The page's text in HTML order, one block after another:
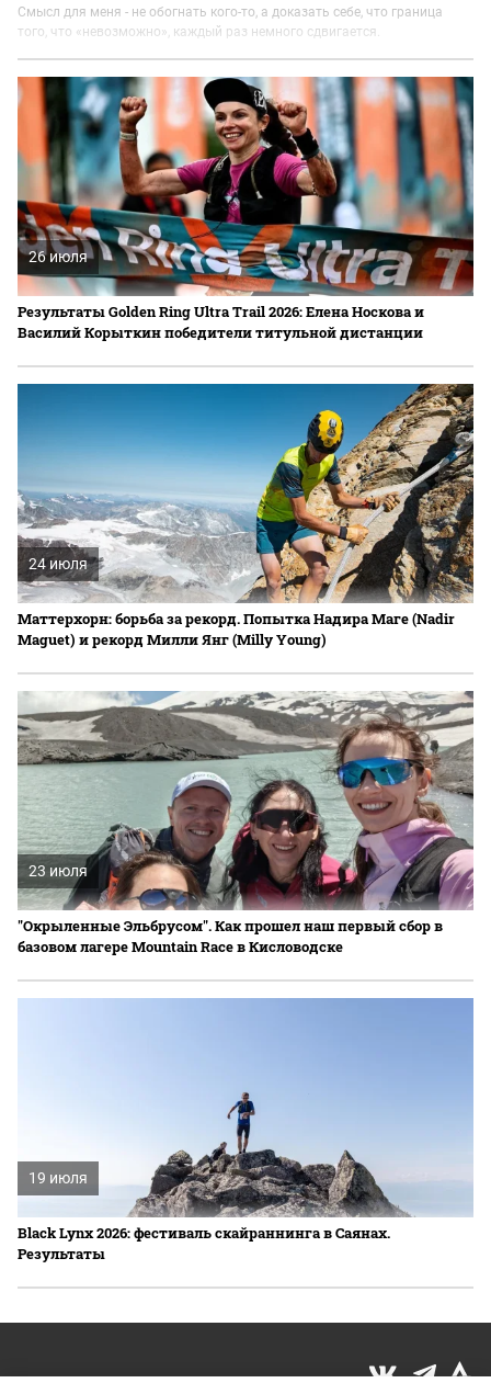
Смысл для меня - не обогнать кого-то, а доказать себе, что граница
того, что «невозможно», каждый раз немного сдвигается.
26 июля
Результаты Golden Ring Ultra Trail 2026: Елена Носкова и
Василий Корыткин победители титульной дистанции
24 июля
Маттерхорн: борьба за рекорд. Попытка Надира Маге (Nadir
Maguet) и рекорд Милли Янг (Milly Young)
23 июля
"Окрыленные Эльбрусом". Как прошел наш первый сбор в
базовом лагере Mountain Race в Кисловодске
19 июля
Black Lynx 2026: фестиваль скайраннинга в Саянах.
Результаты